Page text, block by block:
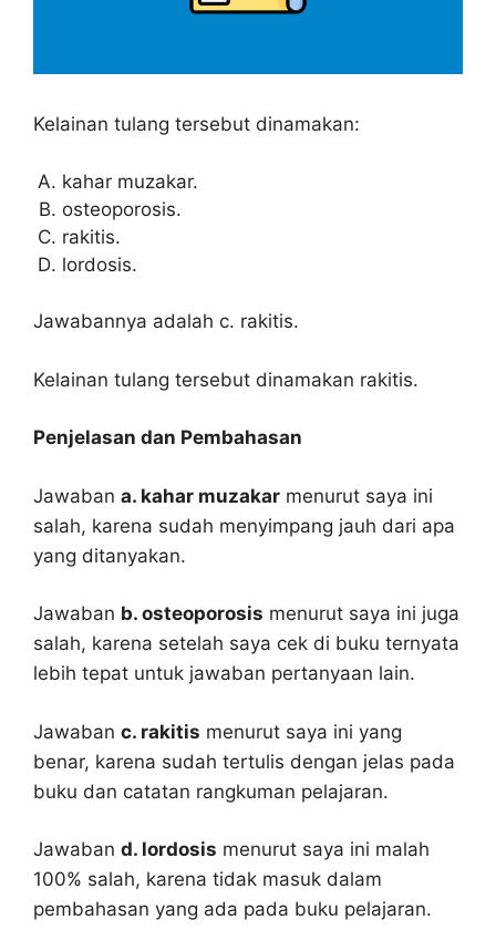
Kelainan tulang tersebut dinamakan:
kahar muzakar.
osteoporosis.
rakitis.
lordosis.
Jawabannya adalah c. rakitis.
Kelainan tulang tersebut dinamakan rakitis.
Penjelasan dan Pembahasan
Jawaban a. kahar muzakar menurut saya ini
salah, karena sudah menyimpang jauh dari apa
yang ditanyakan.
Jawaban b. osteoporosis menurut saya ini juga
salah, karena setelah saya cek di buku ternyata
lebih tepat untuk jawaban pertanyaan lain.
Jawaban c. rakitis menurut saya ini yang
benar, karena sudah tertulis dengan jelas pada
buku dan catatan rangkuman pelajaran.
Jawaban d. lordosis menurut saya ini malah
100% salah, karena tidak masuk dalam
pembahasan yang ada pada buku pelajaran.